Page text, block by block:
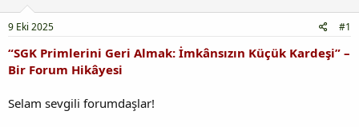
b
a
ş
l
a
a
ç
a
i
9 Eki 2025 #1
“SGK Primlerini Geri Almak: İmkânsızın Küçük Kardeşi” –
Bir Forum Hikâyesi
Selam sevgili forumdaşlar!